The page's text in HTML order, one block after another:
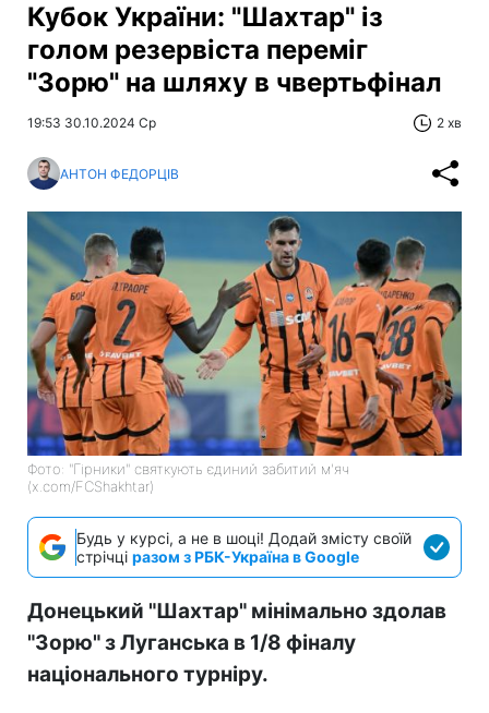
Кубок України: "Шахтар" із
голом резервіста переміг
"Зорю" на шляху в чвертьфінал
19:53 30.10.2024 Ср 2 хв
АНТОН ФЕДОРЦІВ
Фото: "Гірники" святкують єдиний забитий м'яч
(x.com/FCShakhtar)
Будь у курсі, а не в шоці! Додай змісту своїй
стрічці разом з РБК-Україна в Google
Донецький "Шахтар" мінімально здолав
"Зорю" з Луганська в 1/8 фіналу
національного турніру.